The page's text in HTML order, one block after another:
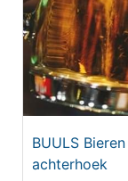
BUULS
achterhoek